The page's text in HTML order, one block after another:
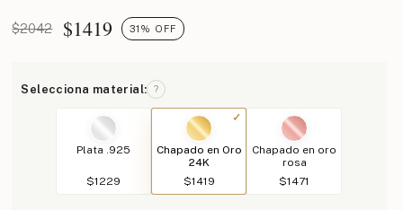
$2042 $1419 31% OFF
Selecciona material: ?
Plata .925
$1229
Chapado en Oro
24K
$1419
Chapado en oro
rosa
$1471